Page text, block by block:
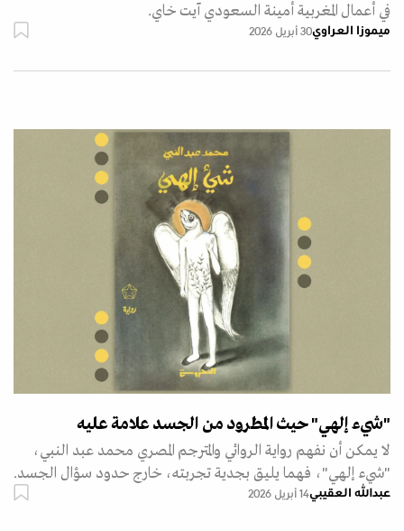
في أعمال المغربية أمينة السعودي آيت خاي.
ميموزا العراوي30 أبريل 2026
"شيء إلهي" حيث المطرود من الجسد علامة عليه
لا يمكن أن نفهم رواية الروائي والمترجم المصري محمد عبد النبي،
"شيء إلهي"، فهما يليق بجدية تجربته، خارج حدود سؤال الجسد.
عبدالله العقيبي14 أبريل 2026